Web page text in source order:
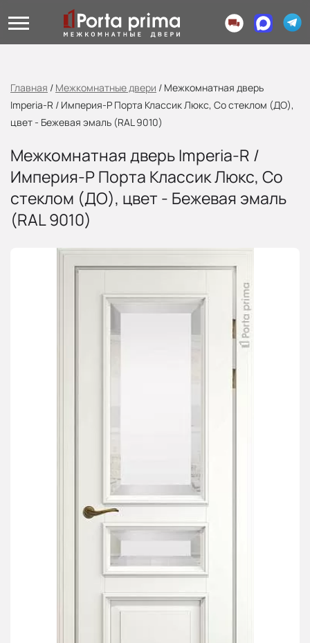
Главная / Межкомнатные двери / Межкомнатная дверь
Imperia-R / Империя-Р Порта Классик Люкс, Со стеклом (ДО),
цвет - Бежевая эмаль (RAL 9010)
Межкомнатная дверь Imperia-R /
Империя-Р Порта Классик Люкс, Со
стеклом (ДО), цвет - Бежевая эмаль
(RAL 9010)